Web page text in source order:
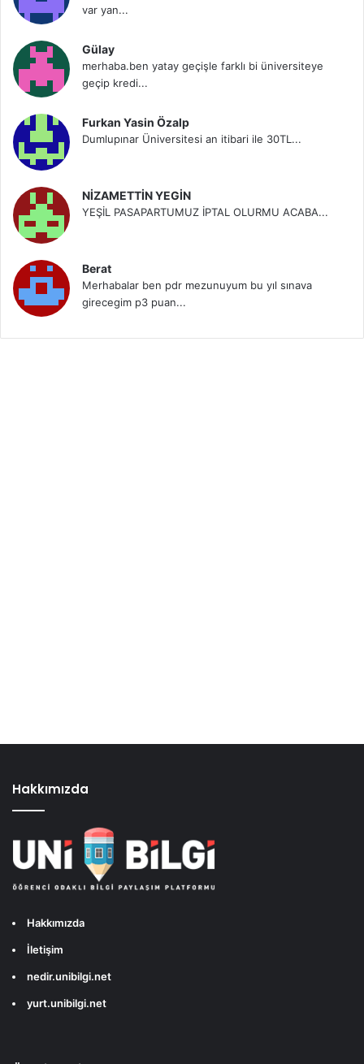
var yan...
Gülay
merhaba.ben yatay geçişle farklı bi üniversiteye
geçip kredi...
Furkan Yasin Özalp
Dumlupınar Üniversitesi an itibari ile 30TL...
NİZAMETTİN YEGİN
YEŞİL PASAPARTUMUZ İPTAL OLURMU ACABA...
Berat
Merhabalar ben pdr mezunuyum bu yıl sınava
girecegim p3 puan...
Hakkımızda
Hakkımızda
İletişim
nedir.unibilgi.net
yurt.unibilgi.net